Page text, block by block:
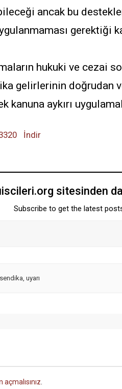
ancak bu
gerektiği
hukuki ve cezai
gelirlerinin doğrudan
kanuna aykırı
İndir
sitesinden
Subscribe to get the latest
sendika, uyarı